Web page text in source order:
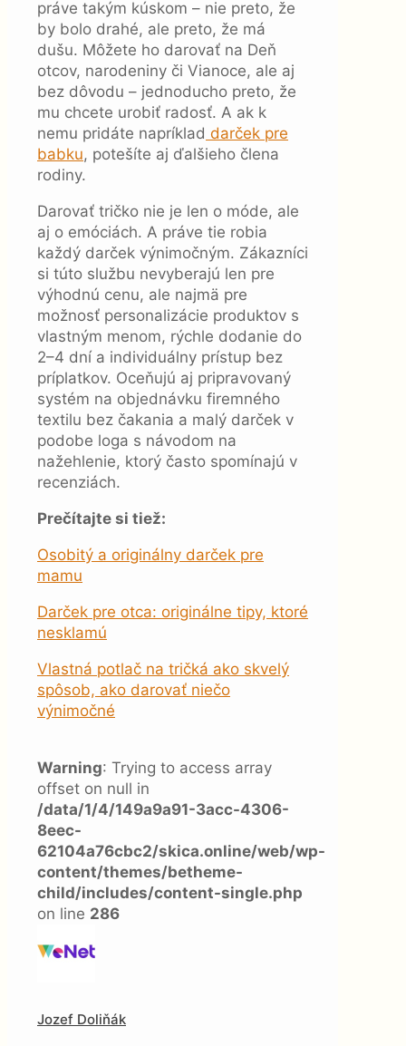
práve takým kúskom – nie preto, že
by bolo drahé, ale preto, že má
dušu. Môžete ho darovať na Deň
otcov, narodeniny či Vianoce, ale aj
bez dôvodu – jednoducho preto, že
mu chcete urobiť radosť. A ak k
nemu pridáte napríklad darček pre
babku, potešíte aj ďalšieho člena
rodiny.
Darovať tričko nie je len o móde, ale
aj o emóciách. A práve tie robia
každý darček výnimočným. Zákazníci
si túto službu nevyberajú len pre
výhodnú cenu, ale najmä pre
možnosť personalizácie produktov s
vlastným menom, rýchle dodanie do
2–4 dní a individuálny prístup bez
príplatkov. Oceňujú aj pripravovaný
systém na objednávku firemného
textilu bez čakania a malý darček v
podobe loga s návodom na
nažehlenie, ktorý často spomínajú v
recenziách.
Prečítajte si tiež:
Osobitý a originálny darček pre
mamu
Darček pre otca: originálne tipy, ktoré
nesklamú
Vlastná potlač na tričká ako skvelý
spôsob, ako darovať niečo
výnimočné
Warning: Trying to access array
offset on null in
/data/1/4/149a9a91-3acc-4306-
8eec-
62104a76cbc2/skica.online/web/wp-
content/themes/betheme-
child/includes/content-single.php
on line 286
Jozef Doliňák